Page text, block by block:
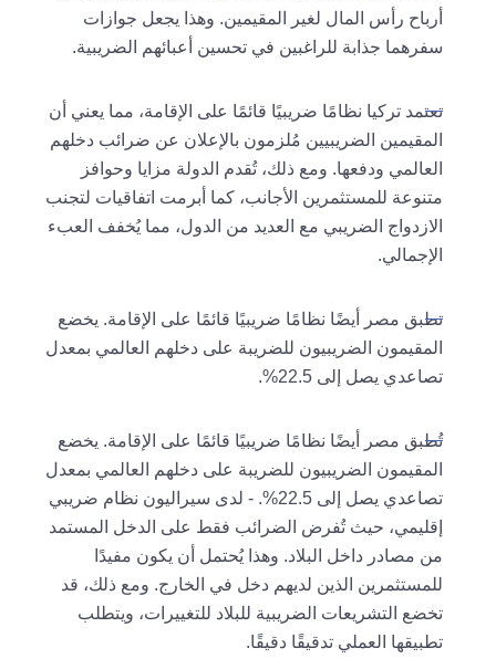
أرباح رأس المال لغير المقيمين. وهذا يجعل جوازات
سفرهما جذابة للراغبين في تحسين أعبائهم الضريبية.
تعتمد تركيا نظامًا ضريبيًا قائمًا على الإقامة، مما يعني أن
المقيمين الضريبيين مُلزمون بالإعلان عن ضرائب دخلهم
العالمي ودفعها. ومع ذلك، تُقدم الدولة مزايا وحوافز
متنوعة للمستثمرين الأجانب، كما أبرمت اتفاقيات لتجنب
الازدواج الضريبي مع العديد من الدول، مما يُخفف العبء
الإجمالي.
تطبق مصر أيضًا نظامًا ضريبيًا قائمًا على الإقامة. يخضع
المقيمون الضريبيون للضريبة على دخلهم العالمي بمعدل
تصاعدي يصل إلى 22.5%.
تُطبق مصر أيضًا نظامًا ضريبيًا قائمًا على الإقامة. يخضع
المقيمون الضريبيون للضريبة على دخلهم العالمي بمعدل
تصاعدي يصل إلى 22.5%. - لدى سيراليون نظام ضريبي
إقليمي، حيث تُفرض الضرائب فقط على الدخل المستمد
من مصادر داخل البلاد. وهذا يُحتمل أن يكون مفيدًا
للمستثمرين الذين لديهم دخل في الخارج. ومع ذلك، قد
تخضع التشريعات الضريبية للبلاد للتغييرات، ويتطلب
تطبيقها العملي تدقيقًا دقيقًا.